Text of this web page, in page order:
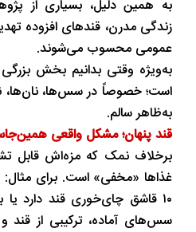
به همین دلیل، بسیاری از
زندگی مدرن، قندهای افزوده
عمومی محسوب می‌شوند.
به‌ویژه وقتی بدانیم بخش
است؛ خصوصاً در سس‌ها، نان‌ها،
به‌ظاهر سالم.
قند پنهان؛ مشکل واقعی
برخلاف نمک که مزه‌اش قابل
۱۰ قاشق چای‌خوری قند دارد
سس‌های آماده، ترکیبی از